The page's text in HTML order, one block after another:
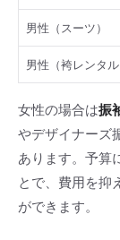
男性（スーツ）
男性（袴レンタル
女性の場合は振
やデザイナーズ
あります。予算
とで、費用を抑
ができます。